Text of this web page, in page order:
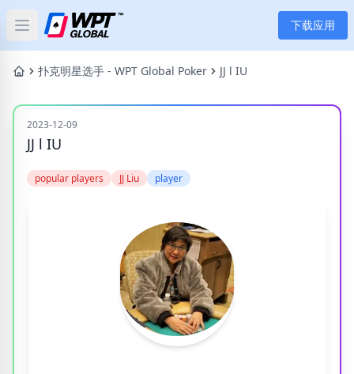
Open main menu 下载应用
首页
新闻
扑克
应用
玩家
分类
标签
扑克明星选手 - WPT Global Poker JJ l IU
2023-12-09
JJ l IU
popular players JJ Liu player